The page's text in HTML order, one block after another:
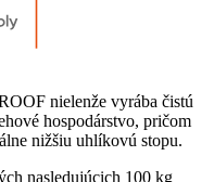
nielenže vyrába čistú
hospodárstvo, pričom
nižšiu uhlíkovú stopu.
nasledujúcich 100 kg